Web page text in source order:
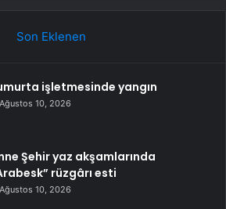
Son Eklenen
işletmesinde yangın
Ağustos 10, 2026
Şehir yaz akşamlarında
rüzgârı esti
Ağustos 10, 2026